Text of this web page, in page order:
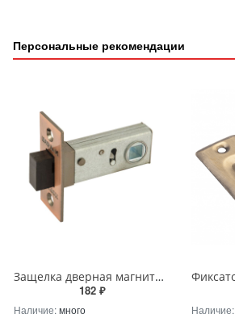
Персональные рекомендации
Защелка дверная магнитная Нора-М С-50М старая медь
182 ₽
Наличие:много Наличие: